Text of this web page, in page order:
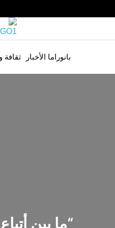
بانوراما الأخبار ثقافة
“ما بين